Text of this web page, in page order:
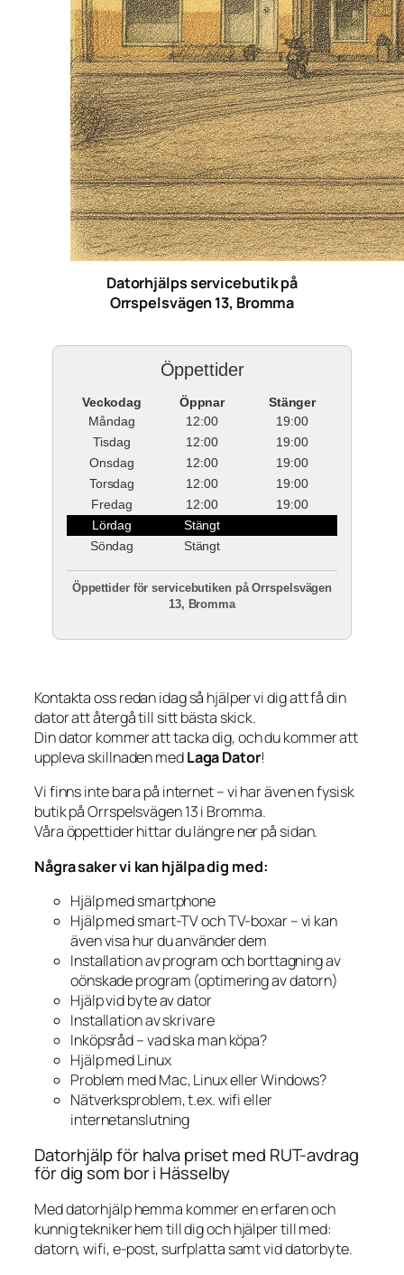
Datorhjälps servicebutik på
Orrspelsvägen 13, Bromma
Öppettider
Veckodag Öppnar
Stänger
Måndag
12:00
19:00
Tisdag
12:00
19:00
Onsdag
12:00
19:00
Torsdag
12:00
19:00
Fredag
12:00
19:00
Lördag
Stängt
Söndag
Stängt
Öppettider för servicebutiken på Orrspelsvägen
13, Bromma
Kontakta oss redan idag så hjälper vi dig att få din
dator att återgå till sitt bästa skick.
Din dator kommer att tacka dig, och du kommer att
uppleva skillnaden medLaga Dator!
Vi finns inte bara på internet – vi har även en fysisk
butik på Orrspelsvägen 13 i Bromma.
Våra öppettider hittar du längre ner på sidan.
Några saker vi kan hjälpa dig med:
Hjälp med smartphone
Hjälp med smart-TV och TV-boxar – vi kan
även visa hur du använder dem
Installation av program och borttagning av
oönskade program (optimering av datorn)
Hjälp vid byte av dator
Installation av skrivare
Inköpsråd – vad ska man köpa?
Hjälp med Linux
Problem med Mac, Linux eller Windows?
Nätverksproblem, t.ex. wifi eller
internetanslutning
Datorhjälp för halva priset med RUT-avdrag
för dig som bor i Hässelby
Med datorhjälp hemma kommer en erfaren och
kunnig tekniker hem till dig och hjälper till med:
datorn, wifi, e-post, surfplatta samt vid datorbyte.